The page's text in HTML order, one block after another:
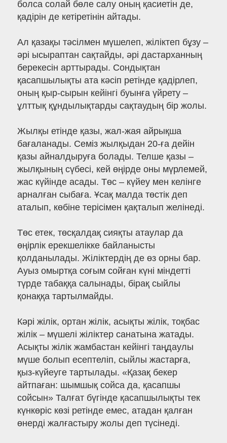
болса солай бөле салу оның қасиетін де,
қадірін де кетіретінін айтады.
Ал қазақы тәсілмен мүшелеп, жіліктеп бұзу –
әрі ысыраптан сақтайды, әрі дастарханның
берекесін арттырады. Сондықтан
қасапшылықты ата кәсіп ретінде қадірлеп,
оның қыр-сырын кейінгі буынға үйрету –
ұлттық құндылықтарды сақтаудың бір жолы.
Жылқы етінде қазы, жал-жая айрықша
бағаланады. Семіз жылқыдан 20-ға дейін
қазы айналдыруға болады. Телше қазы –
жылқының сүбесі, кей өңірде оны мүрлемей,
жас күйінде асады. Төс – күйеу мен келінге
арналған сыбаға. Ұсақ малда төстік деп
аталып, көбіне терісімен қақталып желінеді.
Төс етек, төсқалдақ сияқты атаулар да
өңірлік ерекшелікке байланысты
қолданылады. Жіліктердің де өз орны бар.
Ауыз омыртқа соғым сойған күні міндетті
түрде табаққа салынады, бірақ сыйлы
қонаққа тартылмайды.
Кәрі жілік, ортан жілік, асықты жілік, тоқбас
жілік – мүшелі жіліктер санатына жатады.
Асықты жілік жамбастан кейінгі таңдаулы
мүше болып есептеліп, сыйлы жастарға,
қыз-күйеуге тартылады. «Қазақ бекер
айтпаған: шымшық сойса да, қасапшы
сойсын» Талғат бүгінде қасапшылықты тек
күнкөріс көзі ретінде емес, атадан қалған
өнерді жалғастыру жолы деп түсінеді.